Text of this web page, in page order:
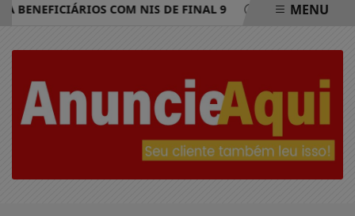
BENEFICIÁRIOS COM NIS DE FINAL 9 REDE ELÉTRICA
MENU